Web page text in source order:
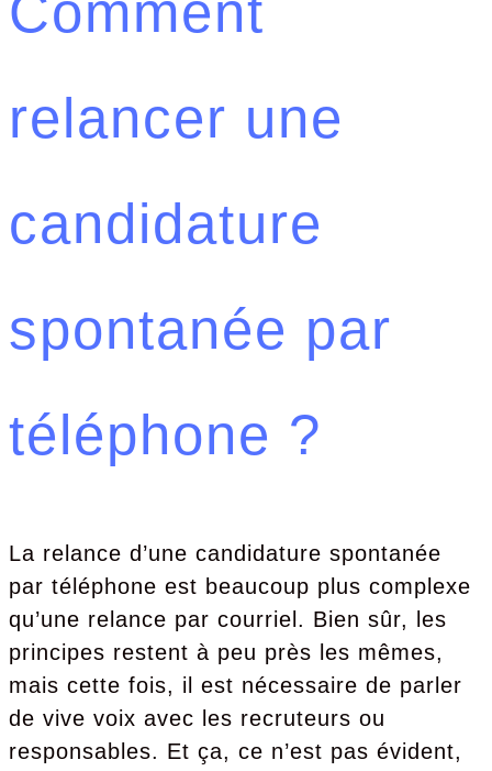
Comment
relancer une
candidature
spontanée par
téléphone ?
La relance d’une candidature spontanée
par téléphone est beaucoup plus complexe
qu’une relance par courriel. Bien sûr, les
principes restent à peu près les mêmes,
mais cette fois, il est nécessaire de parler
de vive voix avec les recruteurs ou
responsables. Et ça, ce n’est pas évident,